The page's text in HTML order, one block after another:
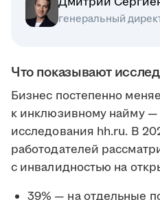
генеральный
Что показывают
Бизнес постепенно
к инклюзивному найму
исследования hh.ru. В
работодателей
с инвалидностью на